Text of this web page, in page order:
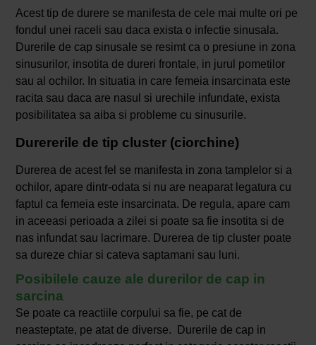
Acest tip de durere se manifesta de cele mai multe ori pe
fondul unei raceli sau daca exista o infectie sinusala.
Durerile de cap sinusale se resimt ca o presiune in zona
sinusurilor, insotita de dureri frontale, in jurul pometilor
sau al ochilor. In situatia in care femeia insarcinata este
racita sau daca are nasul si urechile infundate, exista
posibilitatea sa aiba si probleme cu sinusurile.
Durererile de tip cluster (ciorchine)
Durerea de acest fel se manifesta in zona tamplelor si a
ochilor, apare dintr-odata si nu are neaparat legatura cu
faptul ca femeia este insarcinata. De regula, apare cam
in aceeasi perioada a zilei si poate sa fie insotita si de
nas infundat sau lacrimare. Durerea de tip cluster poate
sa dureze chiar si cateva saptamani sau luni.
Posibilele cauze ale durerilor de cap in
sarcina
Se poate ca reactiile corpului sa fie, pe cat de
neasteptate, pe atat de diverse. Durerile de cap in